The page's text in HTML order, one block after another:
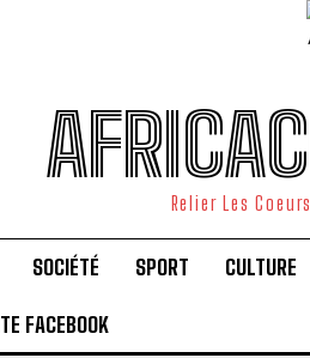
Relier Les
SOCIÉTÉ SPORT CULTURE
FACEBOOK